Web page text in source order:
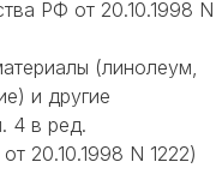
РФ от 20.10.1998 N
(линолеум,
и другие
4 в ред.
20.10.1998 N 1222)